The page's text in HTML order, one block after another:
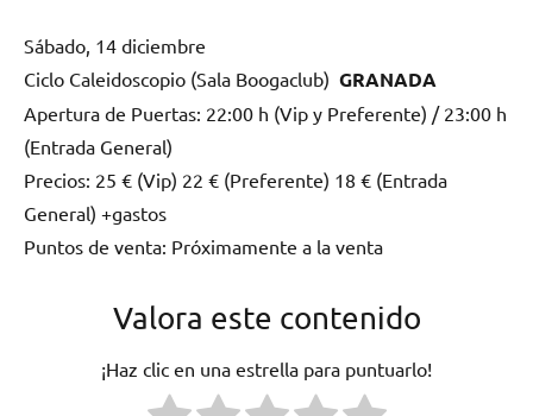
Sábado, 14 diciembre
Ciclo Caleidoscopio (Sala Boogaclub) GRANADA
Apertura de Puertas: 22:00 h (Vip y Preferente) / 23:00 h
(Entrada General)
Precios: 25 € (Vip) 22 € (Preferente) 18 € (Entrada
General) +gastos
Puntos de venta: Próximamente a la venta
Valora este contenido
¡Haz clic en una estrella para puntuarlo!